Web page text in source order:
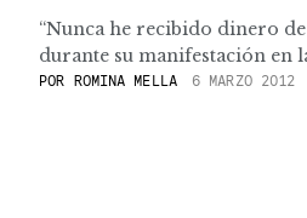
“Nunca he recibido dinero de
durante su manifestación en
POR ROMINA MELLA 6 MARZO 2012